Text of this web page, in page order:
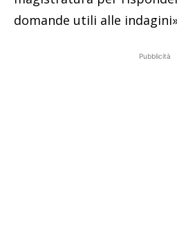
domande utili alle
Pubblicità